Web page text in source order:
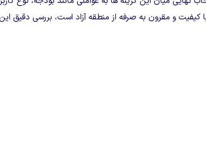
و مقرون‌ به‌ صرفه از منطقه آزاد است، بررسی دقیق